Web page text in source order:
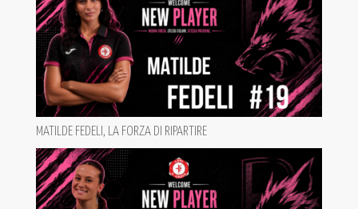
MATILDE FEDELI, LA FORZA DI RIPARTIRE